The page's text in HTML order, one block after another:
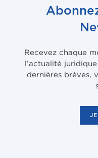
Recevez chaque
l’actualité
dernières brèves,